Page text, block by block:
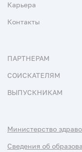
Карьера
Контакты
ПАРТНЕРАМ
СОИСКАТЕЛЯМ
ВЫПУСКНИКАМ
Министерство
Сведения об